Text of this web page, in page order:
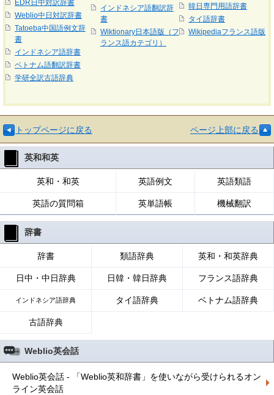
EDR日中対訳辞書
Weblio中日対訳辞書
Tatoeba中国語例文辞
書
インドネシア語辞書
ベトナム語翻訳辞書
学研全訳古語辞典
インドネシア語翻訳辞
書
Wiktionary日本語版（フ
ランス語カテゴリ）
韓日専門用語辞書
タイ語辞書
Wikipediaフランス語版
トップページに戻る ページ上部に戻る
英和和英
英和・和英 英語例文 英語類語
英語の質問箱 英単語帳 機械翻訳
辞書
辞書 類語辞典 英和・和英辞典
日中・中日辞典 日韓・韓日辞典 フランス語辞典
インドネシア語辞典 タイ語辞典 ベトナム語辞典
古語辞典
Weblio英会話
Weblio英会話 - 「Weblio英和辞書」を使いながら受けられるオン
ライン英会話